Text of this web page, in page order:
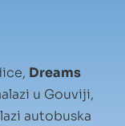
Dreams
u Gouviji,
autobuska